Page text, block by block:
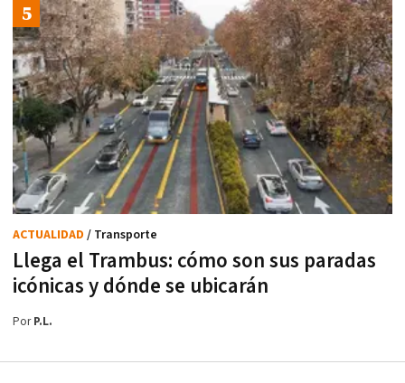
Llega el Trambus: cómo son sus paradas
icónicas y dónde se ubicarán
ACTUALIDAD / Transporte
PorP.L.